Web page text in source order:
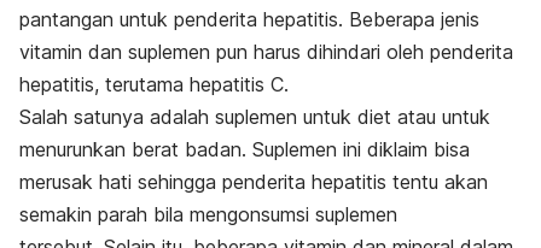
pantangan untuk penderita hepatitis. Beberapa jenis
vitamin dan suplemen pun harus dihindari oleh penderita
hepatitis, terutama hepatitis C.
Salah satunya adalah suplemen untuk diet atau untuk
menurunkan berat badan. Suplemen ini diklaim bisa
merusak hati sehingga penderita hepatitis tentu akan
semakin parah bila mengonsumsi suplemen